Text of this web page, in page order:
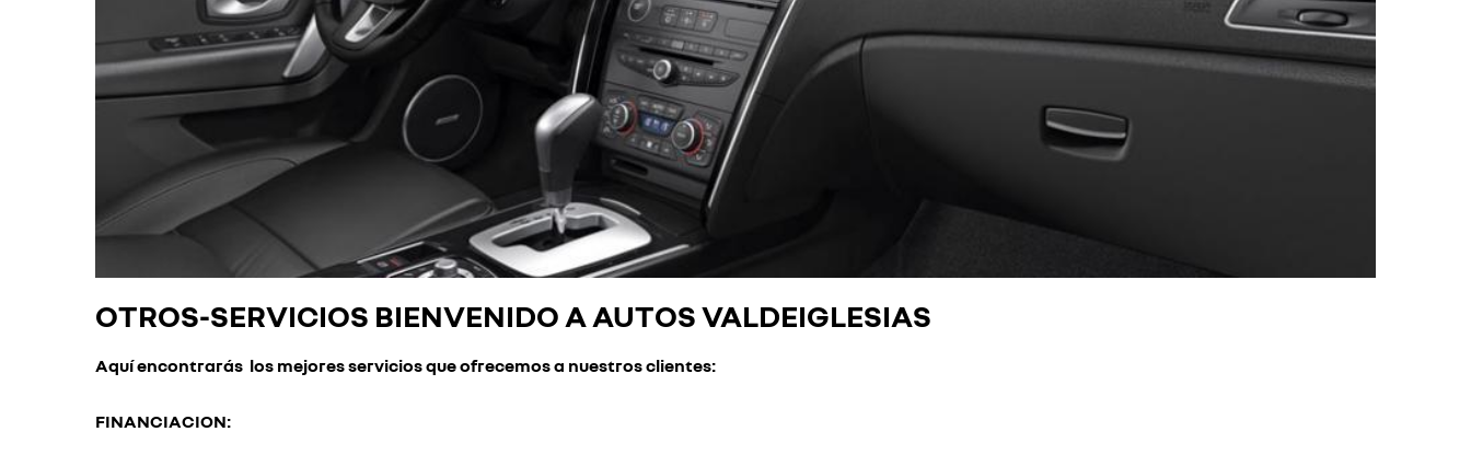
OTROS-SERVICIOS BIENVENIDO A AUTOS VALDEIGLESIAS
Aquí encontrarás los mejores servicios que ofrecemos a nuestros clientes:
FINANCIACION: